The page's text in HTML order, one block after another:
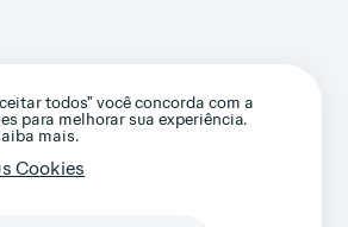
todos" você concorda com a
para melhorar sua experiência.
mais.
Cookies